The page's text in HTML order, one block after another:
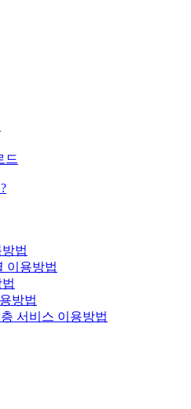
드
법
이용방법
방법
서비스 이용방법